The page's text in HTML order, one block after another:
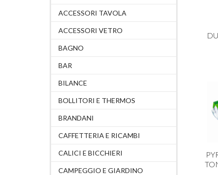
ACCESSORI TAVOLA
ACCESSORI VETRO
BAGNO
BAR
BILANCE
BOLLITORI E THERMOS
BRANDANI
CAFFETTERIA E RICAMBI
CALICI E BICCHIERI
CAMPEGGIO E GIARDINO